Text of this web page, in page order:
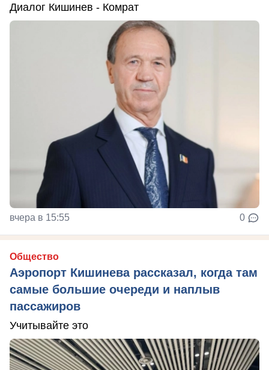
Диалог Кишинев - Комрат
вчера в 15:55 0
Общество
Аэропорт Кишинева рассказал, когда там
самые большие очереди и наплыв
пассажиров
Учитывайте это